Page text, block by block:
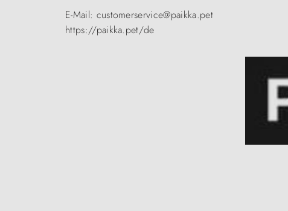
E-Mail: customerservice@paikka.pet
https://paikka.pet/de